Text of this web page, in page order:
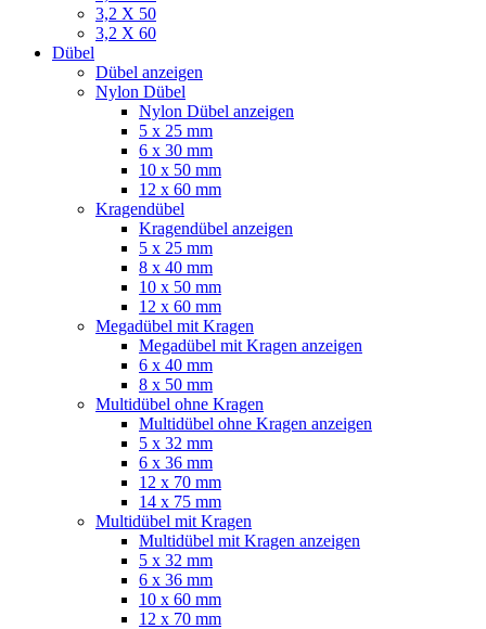
3,2 X 50
3,2 X 60
Dübel
Dübel anzeigen
Nylon Dübel
Nylon Dübel anzeigen
5 x 25 mm
6 x 30 mm
10 x 50 mm
12 x 60 mm
Kragendübel
Kragendübel anzeigen
5 x 25 mm
8 x 40 mm
10 x 50 mm
12 x 60 mm
Megadübel mit Kragen
Megadübel mit Kragen anzeigen
6 x 40 mm
8 x 50 mm
Multidübel ohne Kragen
Multidübel ohne Kragen anzeigen
5 x 32 mm
6 x 36 mm
12 x 70 mm
14 x 75 mm
Multidübel mit Kragen
Multidübel mit Kragen anzeigen
5 x 32 mm
6 x 36 mm
10 x 60 mm
12 x 70 mm